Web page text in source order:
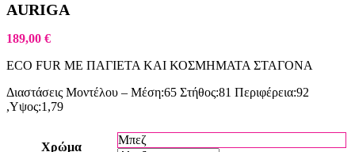
AURIGA
189,00 €
ECO FUR ΜΕ ΠΑΓΙΕΤΑ ΚΑΙ ΚΟΣΜΗΜΑΤΑ ΣΤΑΓΟΝΑ
Διαστάσεις Μοντέλου – Μέση:65 Στήθος:81 Περιφέρεια:92
,Υψος:1,79
Χρώμα
Μπεζ